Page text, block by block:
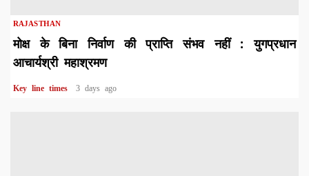
RAJASTHAN
मोक्ष के बिना निर्वाण की प्राप्ति संभव नहीं : युगप्रधान
आचार्यश्री महाश्रमण
Key line times 3 days ago